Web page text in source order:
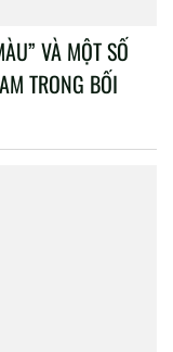
VÀ MỘT SỐ
TRONG BỐI